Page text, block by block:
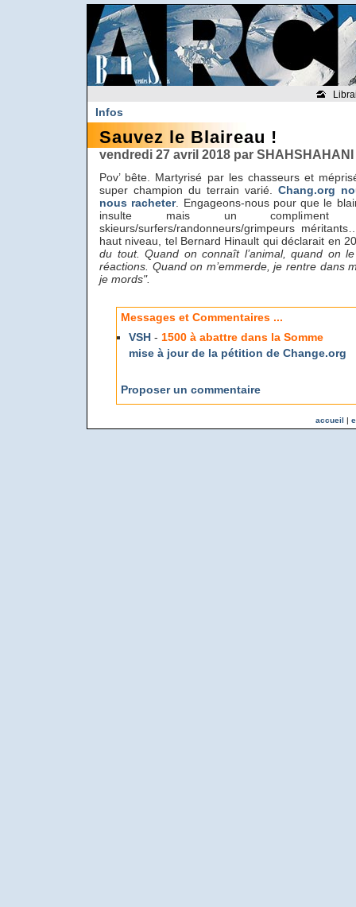
Infos
Sauvez le Blaireau !
vendredi 27 avril 2018 par
Pov’ bête. Martyrisé par les chasseurs et
super champion du terrain varié. Chang.org
nous racheter. Engageons-nous pour que le
insulte mais un compliment
skieurs/surfers/randonneurs/grimpeurs
haut niveau, tel Bernard Hinault qui déclarait en
du tout. Quand on connaît l’animal, quand on
réactions. Quand on m’emmerde, je rentre dans
je mords".
Messages et Commentaires ...
VSH- 1500 à abattre dans la Somme
mise à jour de la pétition de Change.org
Proposer un commentaire
accueil |